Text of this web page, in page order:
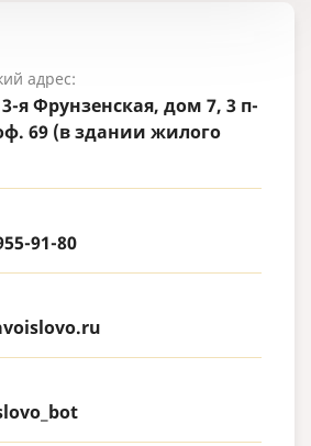
адрес:
я Фрунзенская, дом 7, 3 п-
69 (в здании жилого
91-80